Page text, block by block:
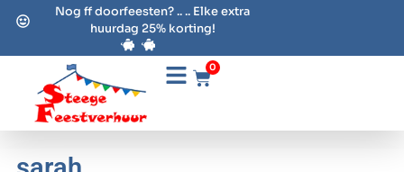
Nog ff doorfeesten? .. .. Elke extra
huurdag 25% korting!
0